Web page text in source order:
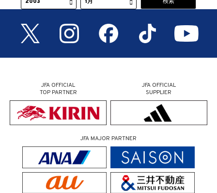
JFA OFFICIAL
TOP PARTNER
JFA OFFICIAL
SUPPLIER
JFA MAJOR PARTNER